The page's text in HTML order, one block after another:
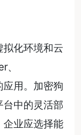
化环境和云
用。加密狗
中的灵活部
企业应选择能